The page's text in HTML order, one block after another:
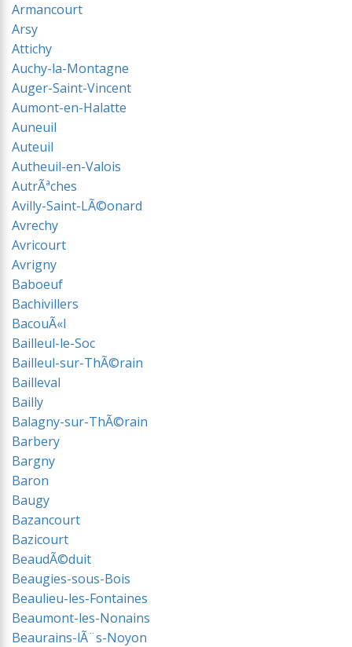
Armancourt
Arsy
Attichy
Auchy-la-Montagne
Auger-Saint-Vincent
Aumont-en-Halatte
Auneuil
Auteuil
Autheuil-en-Valois
AutrÃªches
Avilly-Saint-LÃ©onard
Avrechy
Avricourt
Avrigny
Baboeuf
Bachivillers
BacouÃ«l
Bailleul-le-Soc
Bailleul-sur-ThÃ©rain
Bailleval
Bailly
Balagny-sur-ThÃ©rain
Barbery
Bargny
Baron
Baugy
Bazancourt
Bazicourt
BeaudÃ©duit
Beaugies-sous-Bois
Beaulieu-les-Fontaines
Beaumont-les-Nonains
Beaurains-lÃ¨s-Noyon